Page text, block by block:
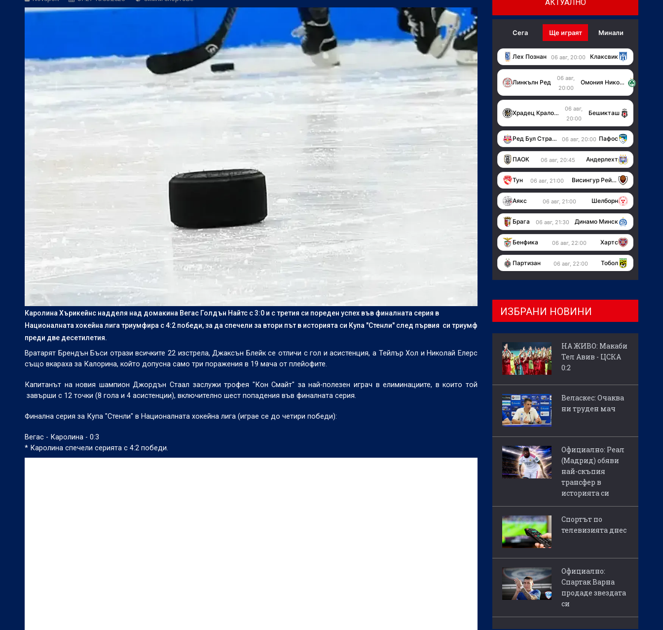
Фен Зона:Спортът по телевизията днес
Официално: Спартак Варна продаде звездата си
Каролина Хърикейнс надделя над домакина Вегас Голдън Найтс с 3:0 и с третия си пореден успех във финалната серия в
Националната хокейна лига триумфира с 4:2 победи, за да спечели за втори път в историята си Купа "Стенли" след първия си триумф
преди две десетилетия.
Вратарят Брендън Бъси отрази всичките 22 изстрела, Джаксън Блейк се отличи с гол и асистенция, а Тейлър Хол и Николай Елерс
също вкараха за Калорина, който допусна само три поражения в 19 мача от плейофите.
Капитанът на новия шампион Джордън Стаал заслужи трофея "Кон Смайт" за най-полезен играч в елиминациите, в които той
завърши с 12 точки (8 гола и 4 асистенции), включително шест попадения във финалната серия.
Финална серия за Купа "Стенли" в Националната хокейна лига (играе се до четири победи):
Вегас - Каролина - 0:3
* Каролина спечели серията с 4:2 победи.
АКТУАЛНО
Сега Ще играят Минали
Лех Познан 06 авг, 20:00 Клаксвик
Линкълн Ред
06 авг,
20:00
Омония Никозия
Храдец Кралове
06 авг,
20:00
Бешикташ
Ред Бул Страсбург 06 авг, 20:00 Пафос
ПАОК 06 авг, 20:45 Андерлехт
Тун 06 авг, 21:00 Висингур Рейкявик
Аякс 06 авг, 21:00 Шелборн
Брага 06 авг, 21:30 Динамо Минск
Бенфика 06 авг, 22:00 Хартс
Партизан 06 авг, 22:00 Тобол
ИЗБРАНИ НОВИНИ
НА ЖИВО: Макаби
Тел Авив - ЦСКА
0:2
Веласкес: Очаква
ни труден мач
Официално: Реал
(Мадрид) обяви
най-скъпия
трансфер в
историята си
Спортът по
телевизията днес
Официално:
Спартак Варна
продаде звездата
си